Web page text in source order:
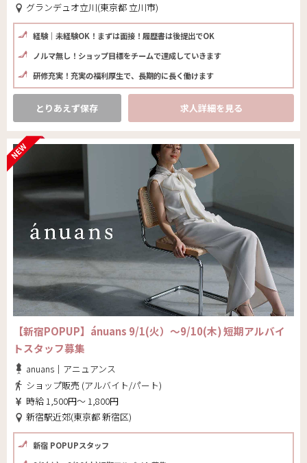
グランデュオ立川(東京都 立川市)
経験｜未経験OK！まずは面接！履歴書は後提出でOK
ノルマ無し！ショップ目標をチームで達成していきます
研修充実！充実の福利厚生で、長期的に長く働けます
とりあえず保存 求人詳細を見る
【新宿POPUP】ánuans 9/1(火）～9/10(木) 短期アルバイ
トスタッフ募集
anuans｜アニュアンス
ショップ販売 (アルバイト/パート)
時給 1,500円～ 1,800円
新宿駅近郊(東京都 新宿区)
新宿 POPUPスタッフ